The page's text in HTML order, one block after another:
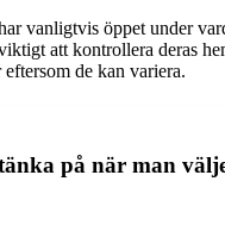
vanligtvis öppet under
att kontrollera deras
de kan variera.
på när man